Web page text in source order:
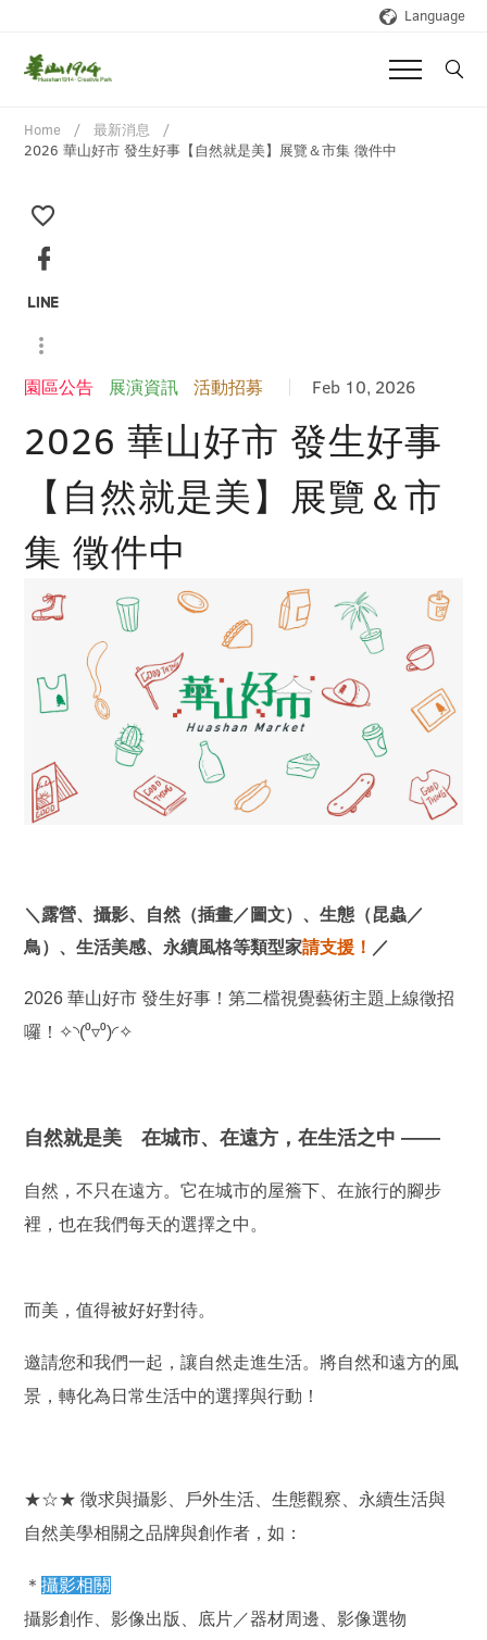
Language
Home
最新消息
2026 華山好市 發生好事【自然就是美】展覽＆市集 徵件中
園區公告 展演資訊 活動招募 Feb 10, 2026
2026 華山好市 發生好事
【自然就是美】展覽＆市
集 徵件中
＼露營、攝影、自然（插畫／圖文）、生態（昆蟲／
鳥）、生活美感、永續風格等類型家請支援！ ／
2026 華山好市 發生好事！第二檔視覺藝術主題上線徵招
囉！ ✧◝(⁰▿⁰)◜✧
自然就是美在城市、在遠方，在生活之中 ——
自然，不只在遠方。它在城市的屋簷下、在旅行的腳步
裡，也在我們每天的選擇之中。
而美，值得被好好對待。
邀請您和我們一起，讓自然走進生活。 將自然和遠方的風
景，轉化為日常生活中的選擇與行動！
★☆★ 徵求與攝影、戶外生活、生態觀察、永續生活與
自然美學相關之品牌與創作者，如：
＊攝影相關
攝影創作、影像出版、底片／器材周邊、影像選物